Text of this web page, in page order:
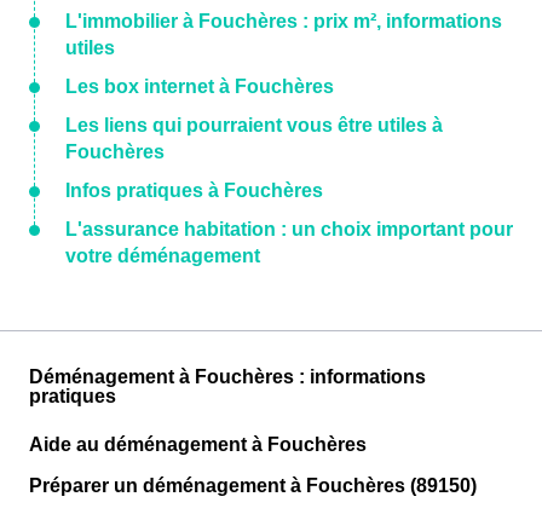
L'immobilier à Fouchères : prix m², informations
utiles
Les box internet à Fouchères
Les liens qui pourraient vous être utiles à
Fouchères
Infos pratiques à Fouchères
L'assurance habitation : un choix important pour
votre déménagement
Déménagement à Fouchères : informations
pratiques
Aide au déménagement à Fouchères
Préparer un déménagement à Fouchères (89150)